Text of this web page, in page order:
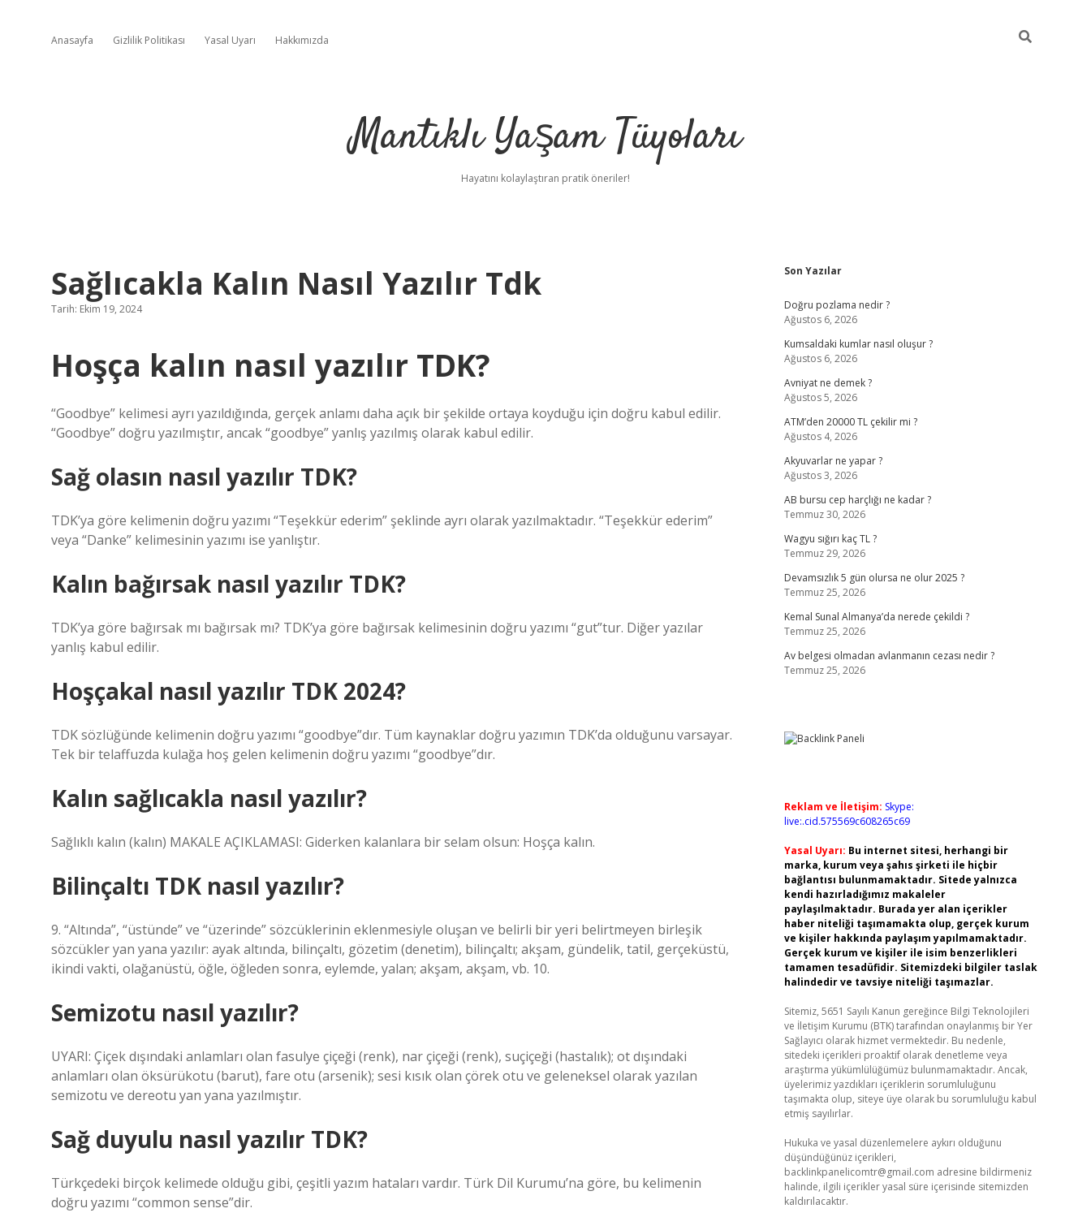
Anasayfa Gizlilik Politikası Yasal Uyarı Hakkımızda
Mantıklı Yaşam Tüyoları
Hayatını kolaylaştıran pratik öneriler!
Sağlıcakla Kalın Nasıl Yazılır Tdk
Tarih: Ekim 19, 2024
Hoşça kalın nasıl yazılır TDK?
“Goodbye” kelimesi ayrı yazıldığında, gerçek anlamı daha açık bir şekilde ortaya koyduğu için doğru kabul edilir.
“Goodbye” doğru yazılmıştır, ancak “goodbye” yanlış yazılmış olarak kabul edilir.
Sağ olasın nasıl yazılır TDK?
TDK’ya göre kelimenin doğru yazımı “Teşekkür ederim” şeklinde ayrı olarak yazılmaktadır. “Teşekkür ederim”
veya “Danke” kelimesinin yazımı ise yanlıştır.
Kalın bağırsak nasıl yazılır TDK?
TDK’ya göre bağırsak mı bağırsak mı? TDK’ya göre bağırsak kelimesinin doğru yazımı “gut”tur. Diğer yazılar
yanlış kabul edilir.
Hoşçakal nasıl yazılır TDK 2024?
TDK sözlüğünde kelimenin doğru yazımı “goodbye”dır. Tüm kaynaklar doğru yazımın TDK’da olduğunu varsayar.
Tek bir telaffuzda kulağa hoş gelen kelimenin doğru yazımı “goodbye”dır.
Kalın sağlıcakla nasıl yazılır?
Sağlıklı kalın (kalın) MAKALE AÇIKLAMASI: Giderken kalanlara bir selam olsun: Hoşça kalın.
Bilinçaltı TDK nasıl yazılır?
9. “Altında”, “üstünde” ve “üzerinde” sözcüklerinin eklenmesiyle oluşan ve belirli bir yeri belirtmeyen birleşik
sözcükler yan yana yazılır: ayak altında, bilinçaltı, gözetim (denetim), bilinçaltı; akşam, gündelik, tatil, gerçeküstü,
ikindi vakti, olağanüstü, öğle, öğleden sonra, eylemde, yalan; akşam, akşam, vb. 10.
Semizotu nasıl yazılır?
UYARI: Çiçek dışındaki anlamları olan fasulye çiçeği (renk), nar çiçeği (renk), suçiçeği (hastalık); ot dışındaki
anlamları olan öksürükotu (barut), fare otu (arsenik); sesi kısık olan çörek otu ve geleneksel olarak yazılan
semizotu ve dereotu yan yana yazılmıştır.
Sağ duyulu nasıl yazılır TDK?
Türkçedeki birçok kelimede olduğu gibi, çeşitli yazım hataları vardır. Türk Dil Kurumu’na göre, bu kelimenin
doğru yazımı “common sense”dir.
Sidebar
Son Yazılar
Doğru pozlama nedir ?
Ağustos 6, 2026
Kumsaldaki kumlar nasıl oluşur ?
Ağustos 6, 2026
Avniyat ne demek ?
Ağustos 5, 2026
ATM’den 20000 TL çekilir mi ?
Ağustos 4, 2026
Akyuvarlar ne yapar ?
Ağustos 3, 2026
AB bursu cep harçlığı ne kadar ?
Temmuz 30, 2026
Wagyu sığırı kaç TL ?
Temmuz 29, 2026
Devamsızlık 5 gün olursa ne olur 2025 ?
Temmuz 25, 2026
Kemal Sunal Almanya’da nerede çekildi ?
Temmuz 25, 2026
Av belgesi olmadan avlanmanın cezası nedir ?
Temmuz 25, 2026
Reklam ve İletişim: Skype:
live:.cid.575569c608265c69
Yasal Uyarı: Bu internet sitesi, herhangi bir
marka, kurum veya şahıs şirketi ile hiçbir
bağlantısı bulunmamaktadır. Sitede yalnızca
kendi hazırladığımız makaleler
paylaşılmaktadır. Burada yer alan içerikler
haber niteliği taşımamakta olup, gerçek kurum
ve kişiler hakkında paylaşım yapılmamaktadır.
Gerçek kurum ve kişiler ile isim benzerlikleri
tamamen tesadüfidir. Sitemizdeki bilgiler taslak
halindedir ve tavsiye niteliği taşımazlar.
Sitemiz, 5651 Sayılı Kanun gereğince Bilgi Teknolojileri
ve İletişim Kurumu (BTK) tarafından onaylanmış bir Yer
Sağlayıcı olarak hizmet vermektedir. Bu nedenle,
sitedeki içerikleri proaktif olarak denetleme veya
araştırma yükümlülüğümüz bulunmamaktadır. Ancak,
üyelerimiz yazdıkları içeriklerin sorumluluğunu
taşımakta olup, siteye üye olarak bu sorumluluğu kabul
etmiş sayılırlar.
Hukuka ve yasal düzenlemelere aykırı olduğunu
düşündüğünüz içerikleri,
backlinkpanelicomtr@gmail.com adresine bildirmeniz
halinde, ilgili içerikler yasal süre içerisinde sitemizden
kaldırılacaktır.